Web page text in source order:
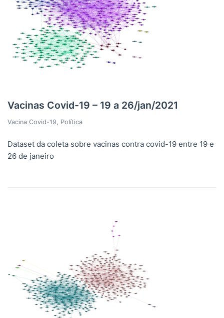
Vacinas Covid-19 – 19 a 26/jan/2021
Vacina Covid-19, Política
Dataset da coleta sobre vacinas contra covid-19 entre 19 e
26 de janeiro